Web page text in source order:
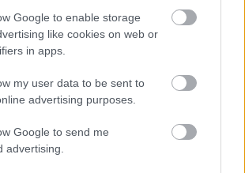
Google to enable storage
like cookies on web or
in apps.
my user data to be sent to
advertising purposes.
Google to send me
advertising.